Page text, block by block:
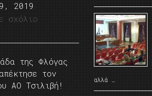
2019
σχόλιο
της Φλόγας
τον
ΑΟ Τσιλιβή!
αλλά …